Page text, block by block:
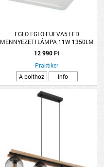
EGLO EGLO FUEVA5 LED
MENNYEZETI LÁMPA 11W 1350LM
4000K IP44 16X16CM FEHÉR
12 990 Ft
Praktiker
A bolthoz
Info